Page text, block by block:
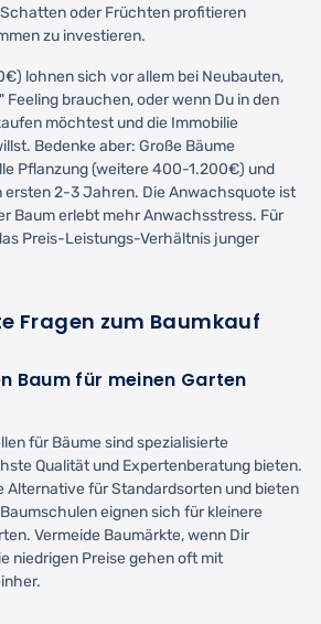
oder Früchten profitieren
zu investieren.
lohnen sich vor allem bei Neubauten,
brauchen, oder wenn Du in den
möchtest und die Immobilie
Bedenke aber: Große Bäume
Pflanzung (weitere 400-1.200€) und
ersten 2-3 Jahren. Die Anwachsquote ist
Baum erlebt mehr Anwachsstress. Für
Preis-Leistungs-Verhältnis junger
Fragen zum Baumkauf
Baum für meinen Garten
für Bäume sind spezialisierte
Qualität und Expertenberatung bieten.
Alternative für Standardsorten und bieten
eignen sich für kleinere
Vermeide Baumärkte, wenn Dir
niedrigen Preise gehen oft mit